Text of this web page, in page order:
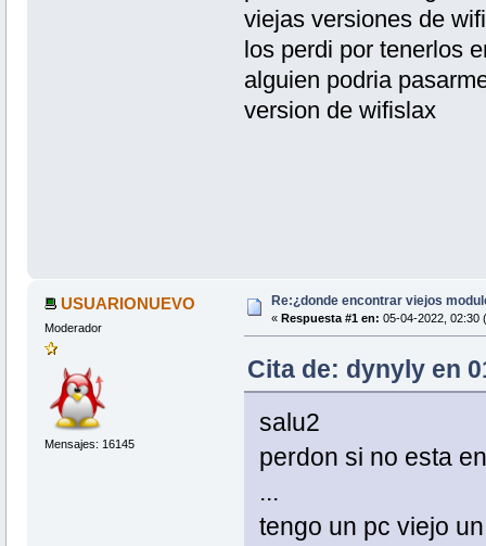
viejas versiones de
los perdi por tenerlos
alguien podria
version de wifislax
USUARIONUEVO
Moderador
Mensajes: 16145
Re:¿donde encontrar viejos
« Respuesta #1 en: 05-04-2022, 02:30
Cita de: dynyly en
salu2
perdon si no esta
...
tengo un pc viejo